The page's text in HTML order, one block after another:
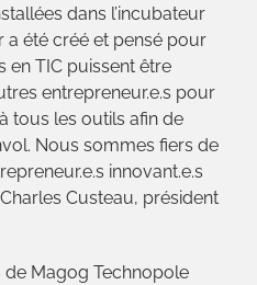
dans l’incubateur
a été créé et pensé pour
en TIC puissent être
entrepreneur.e.s pour
tous les outils afin de
Nous sommes fiers de
innovant.e.s
Custeau, président
Magog Technopole